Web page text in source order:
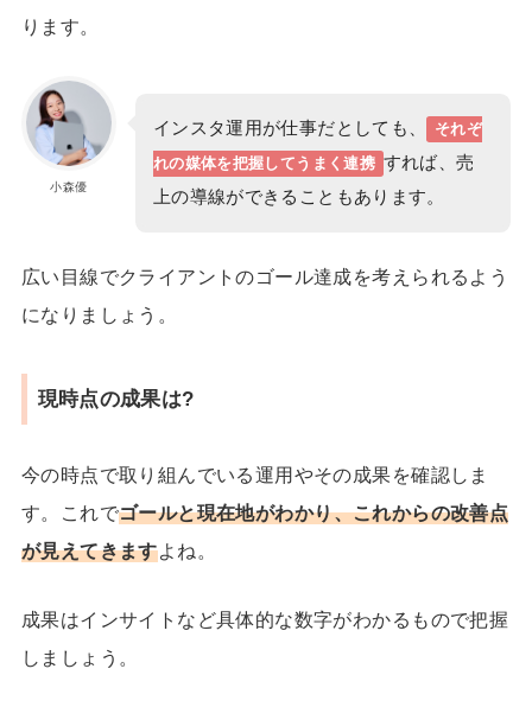
ります。
小森優
インスタ運用が仕事だとしても、
それぞ
れの媒体を把握してうまく連携 すれば、売
上の導線ができることもあります。
広い目線でクライアントのゴール達成を考えられるよう
になりましょう。
現時点の成果は?
今の時点で取り組んでいる運用やその成果を確認しま
す。これでゴールと現在地がわかり、これからの改善点
が見えてきますよね。
成果はインサイトなど具体的な数字がわかるもので把握
しましょう。